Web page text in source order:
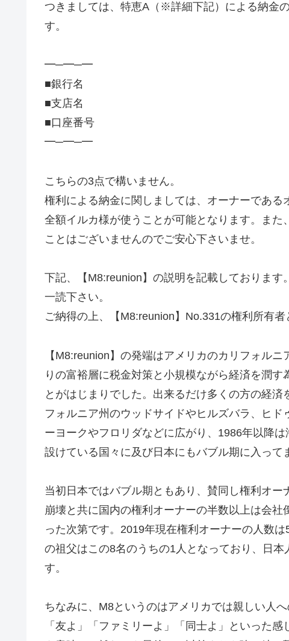
つきましては、特恵A（※詳細下記）による納金
す。
━─━─━
■銀行名
■支店名
■口座番号
━─━─━
こちらの3点で構いません。
権利による納金に関しましては、オーナーであ
全額イルカ様が使うことが可能となります。ま
ことはございませんのでご安心下さいませ。
下記、【M8:reunion】の説明を記載しておりま
一読下さい。
ご納得の上、【M8:reunion】No.331の権利所有者
【M8:reunion】の発端はアメリカのカリフォル
りの富裕層に税金対策と小規模ながら経済を潤
とがはじまりでした。出来るだけ多くの方の経
フォルニア州のウッドサイドやヒルズバラ、ヒ
ーヨークやフロリダなどに広がり、1986年以降
設けている国々に及び日本にもバブル期に入って
当初日本ではバブル期ともあり、賛同し権利オ
崩壊と共に国内の権利オーナーの半数以上は会
った次第です。2019年現在権利オーナーの人数
の祖父はこの8名のうちの1人となっており、日
す。
ちなみに、M8というのはアメリカでは親しい人
「友よ」「ファミリーよ」「同士よ」といった